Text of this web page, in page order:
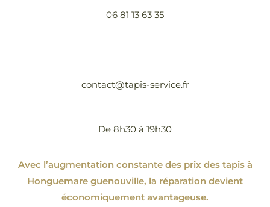
06 81 13 63 35
contact@tapis-service.fr
De 8h30 à 19h30
Avec l’augmentation constante des prix des tapis à
Honguemare guenouville, la réparation devient
économiquement avantageuse.